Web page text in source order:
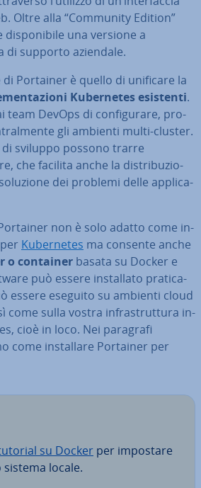
Oltre alla “Community Edition”
di­spo­ni­bi­le una versione a
di supporto aziendale.
di Portainer è quello di unificare la
Ku­ber­ne­tes esistenti.
team DevOps di con­fi­gu­ra­re, pro­
gli ambienti multi-cluster.
sviluppo possono trarre
che facilita anche la di­stri­bu­zio­
dei problemi delle ap­pli­ca­
non è solo adatto come in­
Ku­ber­ne­tes ma consente anche
o container basata su Docker e
può essere in­stal­la­to pra­ti­ca­
essere eseguito su ambienti cloud
come sulla vostra in­fra­strut­tu­ra in­
cioè in loco. Nei paragrafi
come in­stal­la­re Portainer per
su Docker per impostare
locale.